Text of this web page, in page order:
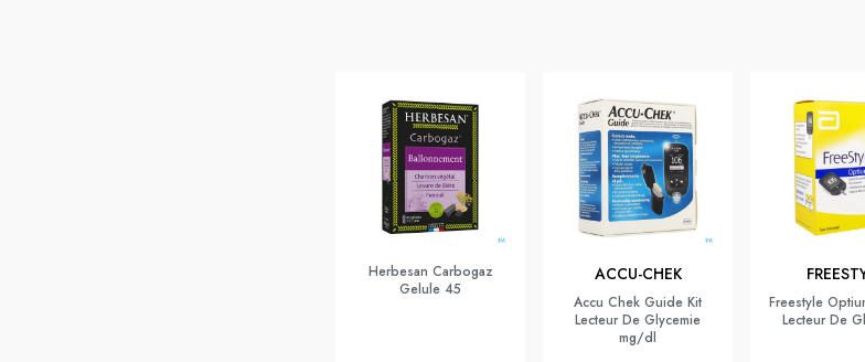
Herbesan Carbogaz
Gelule 45
ACCU-CHEK
Accu Chek Guide Kit
Lecteur De Glycemie
mg/dl
Freestyle
Lecteur De